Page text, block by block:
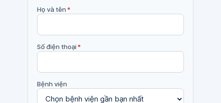
Họ và tên*
Số điện thoại*
Bệnh viện